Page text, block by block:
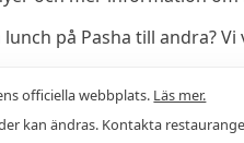
på Pasha till andra?
officiella webbplats. Läs mer.
kan ändras. Kontakta